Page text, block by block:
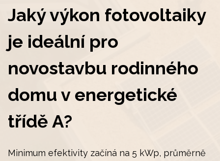
Jaký výkon fotovoltaiky
je ideální pro
novostavbu rodinného
domu v energetické
třídě A?
Minimum efektivity začíná na 5 kWp, průměrně